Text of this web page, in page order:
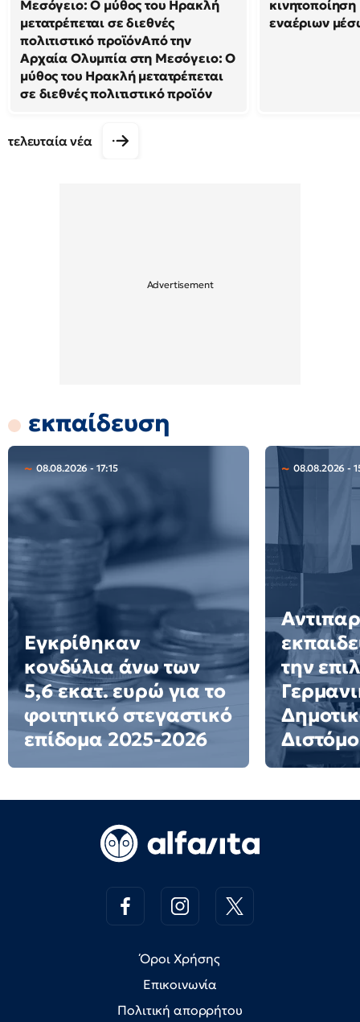
Μεσόγειο: Ο μύθος του Ηρακλή
μετατρέπεται σε διεθνές
πολιτιστικό προϊόνΑπό την
Αρχαία Ολυμπία στη Μεσόγειο: Ο
μύθος του Ηρακλή μετατρέπεται
σε διεθνές πολιτιστικό προϊόν
εναέριων
τελευταία νέα
εκπαίδευση
08.08.2026 - 17:15
Εγκρίθηκαν
κονδύλια άνω των
5,6 εκατ. ευρώ για το
φοιτητικό στεγαστικό
επίδομα 2025-2026
08.08.2026 -
την
Όροι Χρήσης
Επικοινωνία
Πολιτική απορρήτου